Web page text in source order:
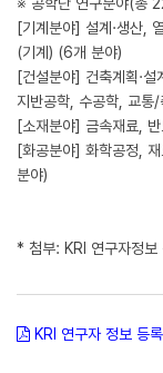
[기계분야] 설계·생산,
(기계) (6개 분야)
[건설분야] 건축계획·설
지반공학, 수공학, 교통
[소재분야] 금속재료,
[화공분야] 화학공정,
분야)
* 첨부: KRI 연구자정보
KRI 연구자 정보 등